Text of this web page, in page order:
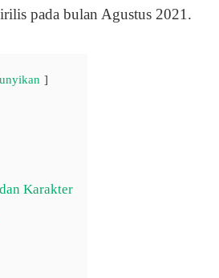
pada bulan Agustus 2021.
Karakter